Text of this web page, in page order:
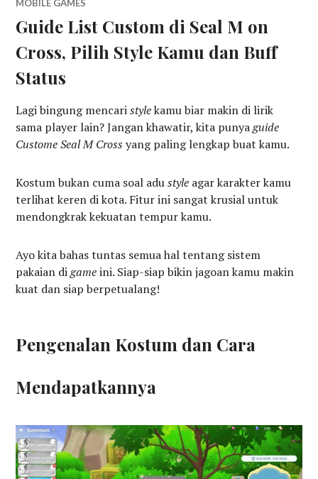
MOBILE GAMES
Guide List Custom di Seal M on
Cross, Pilih Style Kamu dan Buff
Status
Lagi bingung mencaristylekamu biar makin di lirik
sama player lain? Jangan khawatir, kita punyaguide
Custome Seal M Cross yang paling lengkap buat kamu.
Kostum bukan cuma soal adustyle agar karakter kamu
terlihat keren di kota. Fitur ini sangat krusial untuk
mendongkrak kekuatan tempur kamu.
Ayo kita bahas tuntas semua hal tentang sistem
pakaian digameini. Siap-siap bikin jagoan kamu makin
kuat dan siap berpetualang!
Pengenalan Kostum dan Cara
Mendapatkannya